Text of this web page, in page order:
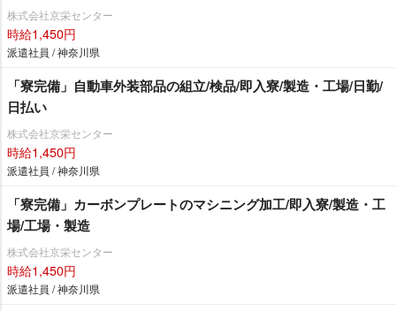
株式会社京栄センター
時給1,450円
派遣社員 / 神奈川県
「寮完備」自動車外装部品の組立/検品/即入寮/製造・工場/日勤/
日払い
株式会社京栄センター
時給1,450円
派遣社員 / 神奈川県
「寮完備」カーボンプレートのマシニング加工/即入寮/製造・工
場/工場・製造
株式会社京栄センター
時給1,450円
派遣社員 / 神奈川県